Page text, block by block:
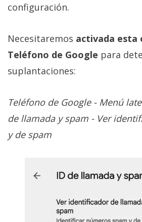
configuración.
Necesitaremos activada esta
Teléfono de Google para
suplantaciones:
Teléfono de Google - Menú
de llamada y spam - Ver
y de spam